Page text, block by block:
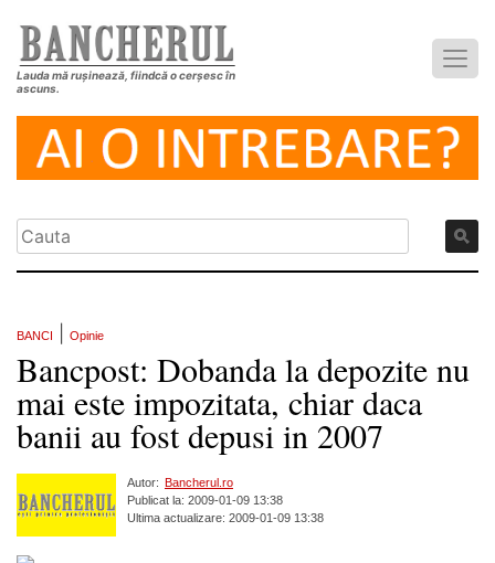
Lauda mă rușinează, fiindcă o cerșesc în
ascuns.
BANCI Opinie
Bancpost: Dobanda la depozite nu
mai este impozitata, chiar daca
banii au fost depusi in 2007
Autor: Bancherul.ro
Publicat la: 2009-01-09 13:38
Ultima actualizare: 2009-01-09 13:38